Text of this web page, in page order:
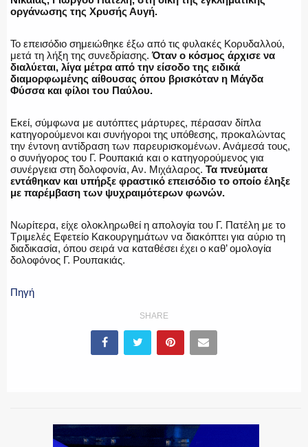
ΕΝΟΠΛΕΣ ΔΥΝΑΜΕΙΣ
ΕΚΑΒ
ΟΠΛΑ/ΕΞΟΠΛΙΣΜΟΣ
οργάνωσης της Χρυσής Αυγή.
Το επεισόδιο σημειώθηκε έξω από τις φυλακές Κορυδαλλού,
μετά τη λήξη της συνεδρίασης.Όταν ο κόσμος άρχισε να
διαλύεται, λίγα μέτρα από την είσοδο της ειδικά
διαμορφωμένης αίθουσας όπου βρισκόταν η Μάγδα
Φύσσα και φίλοι του Παύλου.
Εκεί, σύμφωνα με αυτόπτες μάρτυρες, πέρασαν δίπλα
κατηγορούμενοι και συνήγοροι της υπόθεσης, προκαλώντας
την έντονη αντίδραση των παρευρισκομένων. Ανάμεσά τους,
ο συνήγορος του Γ. Ρουπακιά και ο κατηγορούμενος για
συνέργεια στη δολοφονία, Αν. Μιχάλαρος. Τα πνεύματα
εντάθηκαν και υπήρξε φραστικό επεισόδιο το οποίο έληξε
με παρέμβαση των ψυχραιμότερων φωνών.
Νωρίτερα, είχε ολοκληρωθεί η απολογία του Γ. Πατέλη με το
Τριμελές Εφετείο Κακουργημάτων να διακόπτει για αύριο τη
διαδικασία, όπου σειρά να καταθέσει έχει ο καθ’ ομολογία
δολοφόνος Γ. Ρουπακιάς.
Πηγή
SHARE